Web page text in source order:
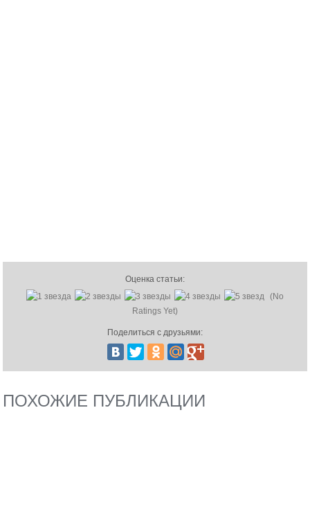
Оценка статьи:
(No
Ratings Yet)
Поделиться с друзьями:
ПОХОЖИЕ ПУБЛИКАЦИИ